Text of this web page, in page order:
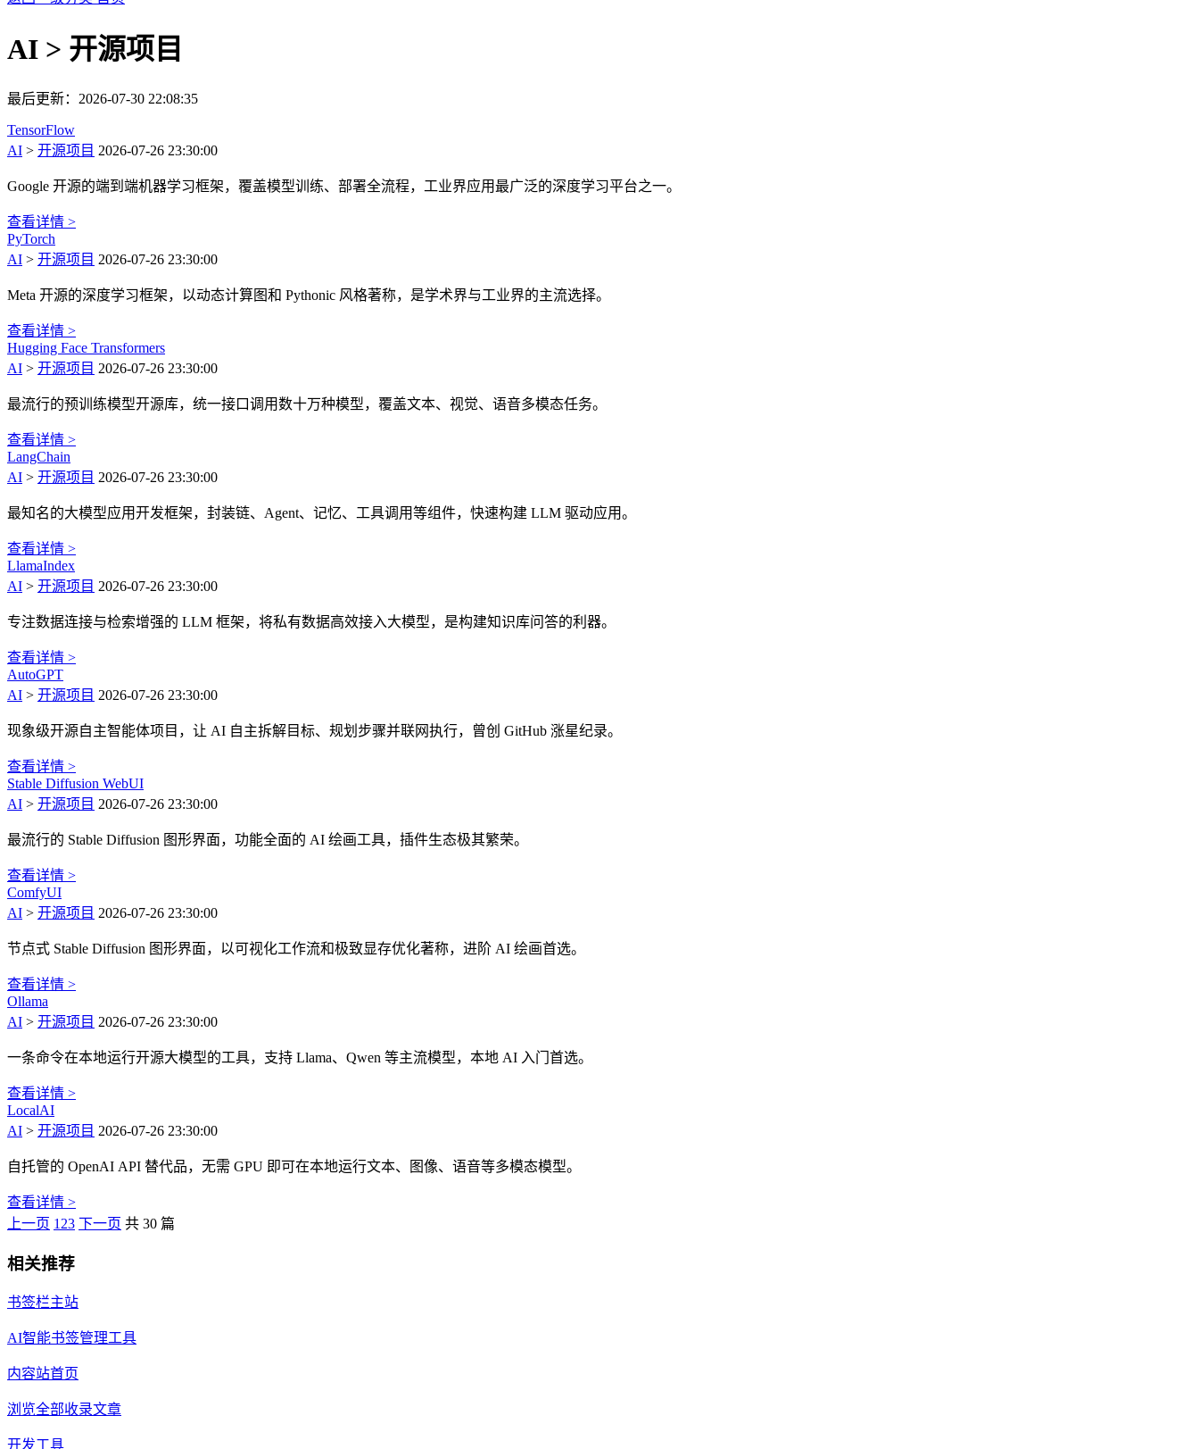
AI > 开源项目
最后更新：2026-07-30 22:08:35
TensorFlow
AI > 开源项目 2026-07-26 23:30:00
Google 开源的端到端机器学习框架，覆盖模型训练、部署全流程，工业界应用最广泛的深度学习平台之一。
查看详情 >
PyTorch
AI > 开源项目 2026-07-26 23:30:00
Meta 开源的深度学习框架，以动态计算图和 Pythonic 风格著称，是学术界与工业界的主流选择。
查看详情 >
Hugging Face Transformers
AI > 开源项目 2026-07-26 23:30:00
最流行的预训练模型开源库，统一接口调用数十万种模型，覆盖文本、视觉、语音多模态任务。
查看详情 >
LangChain
AI > 开源项目 2026-07-26 23:30:00
最知名的大模型应用开发框架，封装链、Agent、记忆、工具调用等组件，快速构建 LLM 驱动应用。
查看详情 >
LlamaIndex
AI > 开源项目 2026-07-26 23:30:00
专注数据连接与检索增强的 LLM 框架，将私有数据高效接入大模型，是构建知识库问答的利器。
查看详情 >
AutoGPT
AI > 开源项目 2026-07-26 23:30:00
现象级开源自主智能体项目，让 AI 自主拆解目标、规划步骤并联网执行，曾创 GitHub 涨星纪录。
查看详情 >
Stable Diffusion WebUI
AI > 开源项目 2026-07-26 23:30:00
最流行的 Stable Diffusion 图形界面，功能全面的 AI 绘画工具，插件生态极其繁荣。
查看详情 >
ComfyUI
AI > 开源项目 2026-07-26 23:30:00
节点式 Stable Diffusion 图形界面，以可视化工作流和极致显存优化著称，进阶 AI 绘画首选。
查看详情 >
Ollama
AI > 开源项目 2026-07-26 23:30:00
一条命令在本地运行开源大模型的工具，支持 Llama、Qwen 等主流模型，本地 AI 入门首选。
查看详情 >
LocalAI
AI > 开源项目 2026-07-26 23:30:00
自托管的 OpenAI API 替代品，无需 GPU 即可在本地运行文本、图像、语音等多模态模型。
查看详情 >
上一页 1 23 下一页 共 30 篇
相关推荐
书签栏主站
AI智能书签管理工具
内容站首页
浏览全部收录文章
开发工具